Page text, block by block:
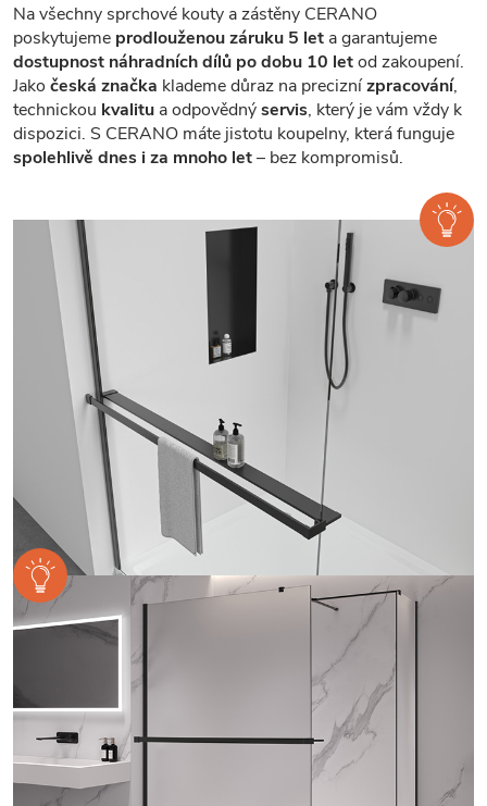
Na všechny sprchové kouty a zástěny CERANO
poskytujeme prodlouženou záruku 5 let a garantujeme
dostupnost náhradních dílů po dobu 10 letod zakoupení.
Jako česká značka klademe důraz na preciznízpracování,
technickou kvalitu a odpovědnýservis, který je vám vždy k
dispozici. S CERANO máte jistotu koupelny, která funguje
spolehlivě dnes i za mnoho let– bez kompromisů.